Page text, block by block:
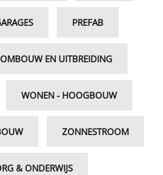
PREFAB
EN UITBREIDING
WONEN - HOOGBOUW
ZONNESTROOM
& ONDERWIJS